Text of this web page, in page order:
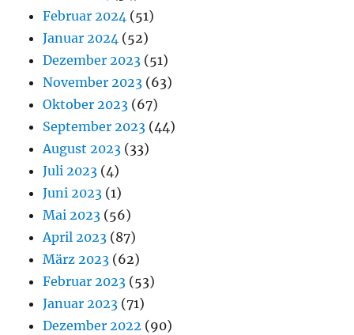
Februar 2024 (51)
Januar 2024 (52)
Dezember 2023 (51)
November 2023 (63)
Oktober 2023 (67)
September 2023 (44)
August 2023 (33)
Juli 2023 (4)
Juni 2023 (1)
Mai 2023 (56)
April 2023 (87)
März 2023 (62)
Februar 2023 (53)
Januar 2023 (71)
Dezember 2022 (90)